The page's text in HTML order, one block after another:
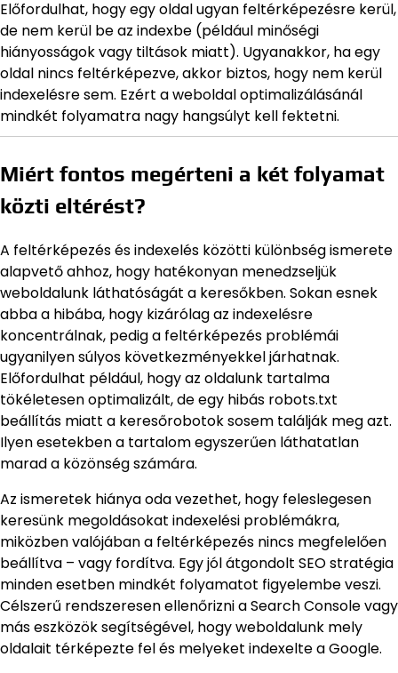
Előfordulhat, hogy egy oldal ugyan feltérképezésre kerül,
de nem kerül be az indexbe (például minőségi
hiányosságok vagy tiltások miatt). Ugyanakkor, ha egy
oldal nincs feltérképezve, akkor biztos, hogy nem kerül
indexelésre sem. Ezért a weboldal optimalizálásánál
mindkét folyamatra nagy hangsúlyt kell fektetni.
Miért fontos megérteni a két folyamat
közti eltérést?
A feltérképezés és indexelés közötti különbség ismerete
alapvető ahhoz, hogy hatékonyan menedzseljük
weboldalunk láthatóságát a keresőkben. Sokan esnek
abba a hibába, hogy kizárólag az indexelésre
koncentrálnak, pedig a feltérképezés problémái
ugyanilyen súlyos következményekkel járhatnak.
Előfordulhat például, hogy az oldalunk tartalma
tökéletesen optimalizált, de egy hibás robots.txt
beállítás miatt a keresőrobotok sosem találják meg azt.
Ilyen esetekben a tartalom egyszerűen láthatatlan
marad a közönség számára.
Az ismeretek hiánya oda vezethet, hogy feleslegesen
keresünk megoldásokat indexelési problémákra,
miközben valójában a feltérképezés nincs megfelelően
beállítva – vagy fordítva. Egy jól átgondolt SEO stratégia
minden esetben mindkét folyamatot figyelembe veszi.
Célszerű rendszeresen ellenőrizni a Search Console vagy
más eszközök segítségével, hogy weboldalunk mely
oldalait térképezte fel és melyeket indexelte a Google.